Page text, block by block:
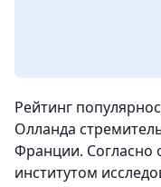
Рейтинг
Олланда
Франции. Согласно
институтом